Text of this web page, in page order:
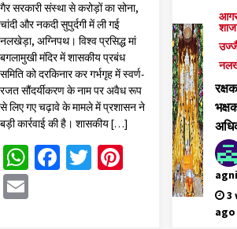
गैर सरकारी संस्था से करोड़ों का सोना,
चांदी और नकदी सुपुर्दगी में ली गई
नलखेड़ा, अग्निपथ। विश्व प्रसिद्ध मां
बगलामुखी मंदिर में शासकीय प्रबंध
समिति को दरकिनार कर गर्भगृह में स्वर्ण-
रजत सौंदर्यीकरण के नाम पर अवैध रूप
से लिए गए चढ़ावे के मामले में प्रशासन ने
बड़ी कार्रवाई की है। शासकीय […]
WhatsApp
Facebook
TwitterPinterest
Email
को
लिए
3
ago